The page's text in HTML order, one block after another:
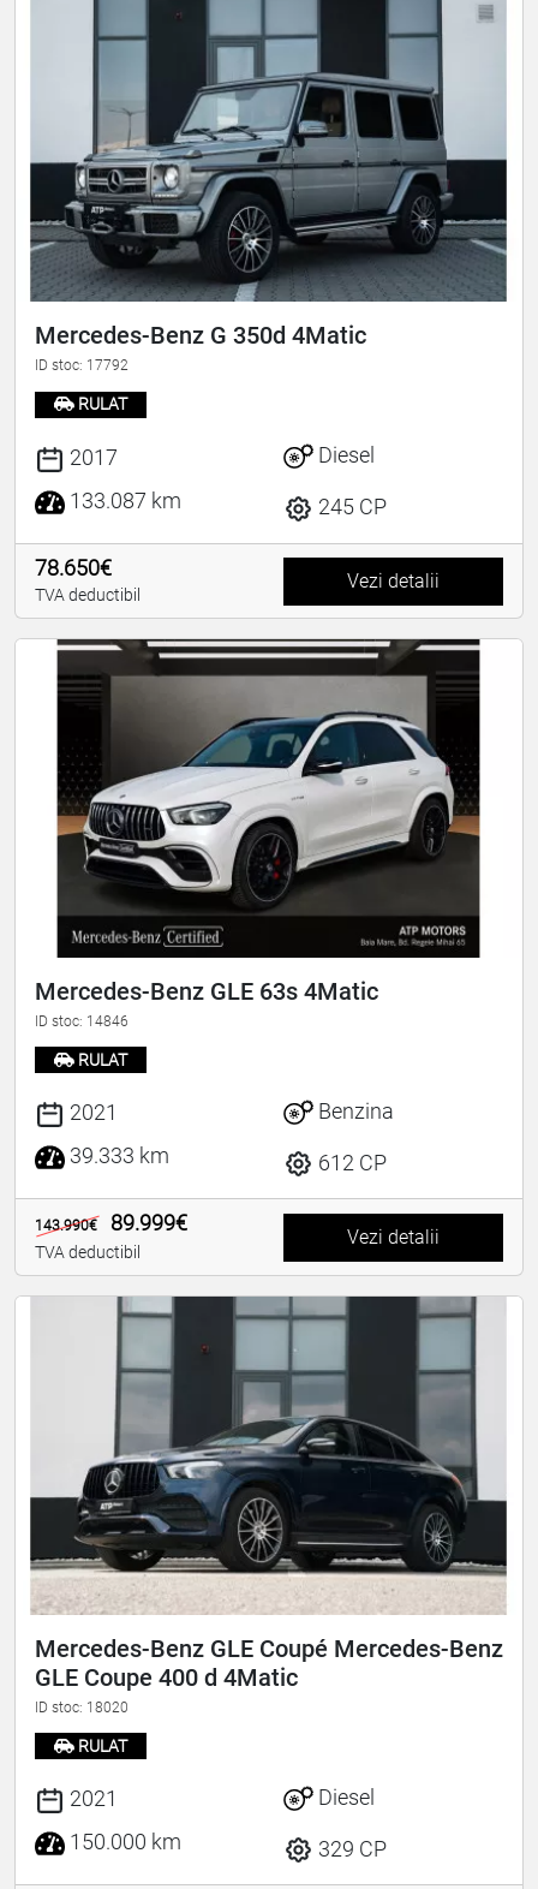
Mercedes-Benz G 350d 4Matic
ID stoc: 17792
RULAT
2017
133.087 km
Diesel
245 CP
78.650€
TVA deductibil
Vezi detalii
Mercedes-Benz GLE 63s 4Matic
ID stoc: 14846
RULAT
2021
39.333 km
Benzina
612 CP
143.990€ 89.999€
TVA deductibil
Vezi detalii
Mercedes-Benz GLE Coupé Mercedes-Benz
GLE Coupe 400 d 4Matic
ID stoc: 18020
RULAT
2021
150.000 km
Diesel
329 CP